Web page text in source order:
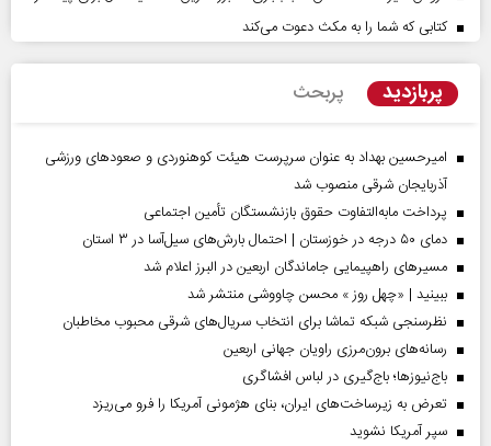
کتابی که شما را به مکث دعوت می‌کند
پربازدید پربحث
امیرحسین بهداد به عنوان سرپرست هیئت کوهنوردی و صعودهای ورزشی
آذربایجان شرقی منصوب شد
پرداخت مابه‌التفاوت حقوق بازنشستگان تأمین اجتماعی
دمای ۵۰ درجه در خوزستان | احتمال بارش‌های سیل‌آسا در ۳ استان
مسیر‌های راهپیمایی جاماندگان اربعین در البرز اعلام شد
ببینید | «چهل روز » محسن چاووشی منتشر شد
نظرسنجی شبکه تماشا برای انتخاب سریال‌های شرقی محبوب مخاطبان
رسانه‌های برون‌مرزی راویان جهانی اربعین
باج‌نیوزها؛ باج‌گیری در لباس افشاگری
تعرض به زیرساخت‌های ایران، بنای هژمونی آمریکا را فرو می‌ریزد
سپر آمریکا نشوید